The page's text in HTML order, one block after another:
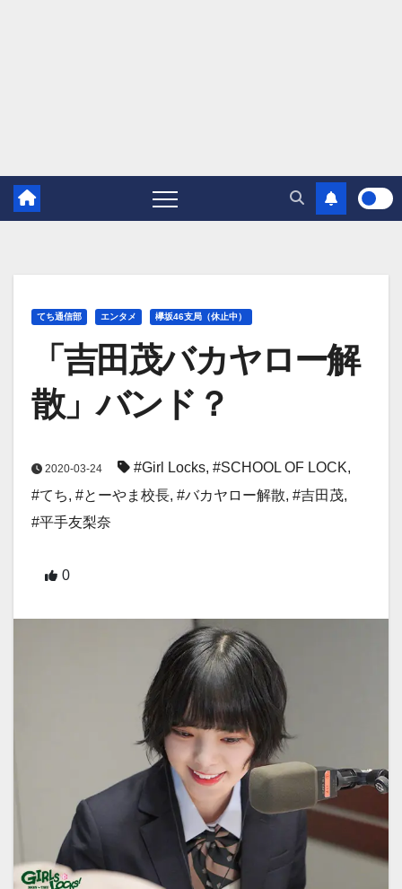
てち通信部 エンタメ 欅坂46支局（休止中）
「吉田茂バカヤロー解
散」バンド？
2020-03-24 #Girl Locks, #SCHOOL OF LOCK,
#てち, #とーやま校長, #バカヤロー解散, #吉田茂,
#平手友梨奈
0